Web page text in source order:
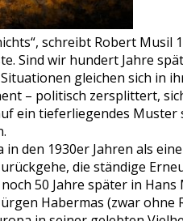
schreibt Robert Musil
Sind wir hundert Jahre
gleichen sich in
– politisch zersplittert,
ein tieferliegendes Muster
den 1930er Jahren als
die ständige
50 Jahre später in Hans
Habermas (zwar